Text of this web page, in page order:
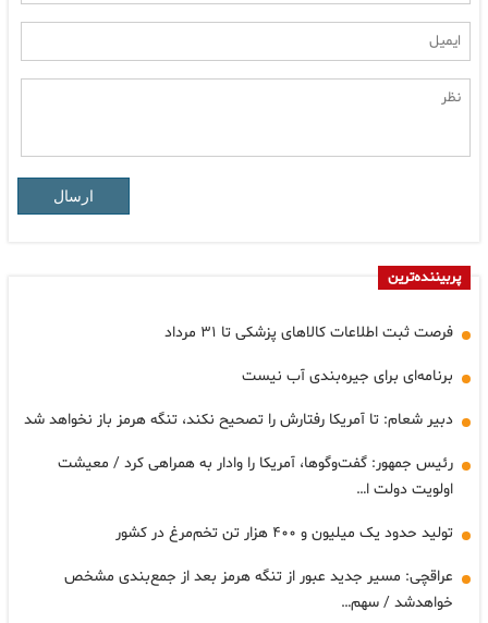
ارسال
پربیننده‌ترین
فرصت ثبت اطلاعات کالاهای پزشکی تا ۳۱ مرداد
برنامه‌ای برای جیره‌بندی آب نیست
دبیر شعام: تا آمریکا رفتارش را تصحیح نکند، تنگه هرمز باز نخواهد شد
رئیس جمهور: گفت‌وگوها، آمریکا را وادار به همراهی کرد / معیشت
اولویت دولت ا…
تولید حدود یک میلیون و ۴۰۰ هزار تن تخم‌مرغ در کشور
عراقچی: مسیر جدید عبور از تنگه هرمز بعد از جمع‌بندی مشخص
خواهدشد / سهم…